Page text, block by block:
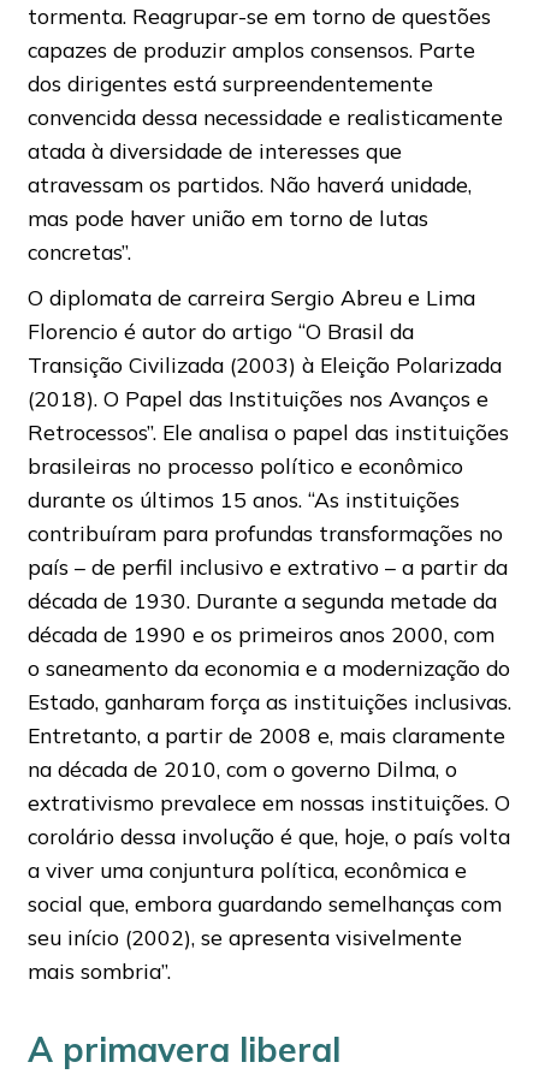
tormenta. Reagrupar-se em torno de questões
capazes de produzir amplos consensos. Parte
dos dirigentes está surpreendentemente
convencida dessa necessidade e realisticamente
atada à diversidade de interesses que
atravessam os partidos. Não haverá unidade,
mas pode haver união em torno de lutas
concretas”.
O diplomata de carreira Sergio Abreu e Lima
Florencio é autor do artigo “O Brasil da
Transição Civilizada (2003) à Eleição Polarizada
(2018). O Papel das Instituições nos Avanços e
Retrocessos”. Ele analisa o papel das instituições
brasileiras no processo político e econômico
durante os últimos 15 anos. “As instituições
contribuíram para profundas transformações no
país – de perfil inclusivo e extrativo – a partir da
década de 1930. Durante a segunda metade da
década de 1990 e os primeiros anos 2000, com
o saneamento da economia e a modernização do
Estado, ganharam força as instituições inclusivas.
Entretanto, a partir de 2008 e, mais claramente
na década de 2010, com o governo Dilma, o
extrativismo prevalece em nossas instituições. O
corolário dessa involução é que, hoje, o país volta
a viver uma conjuntura política, econômica e
social que, embora guardando semelhanças com
seu início (2002), se apresenta visivelmente
mais sombria”.
A primavera liberal